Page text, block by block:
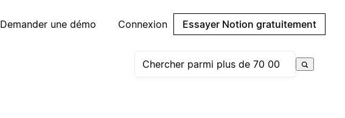
Demander une démo Connexion Essayer Notion gratuitement